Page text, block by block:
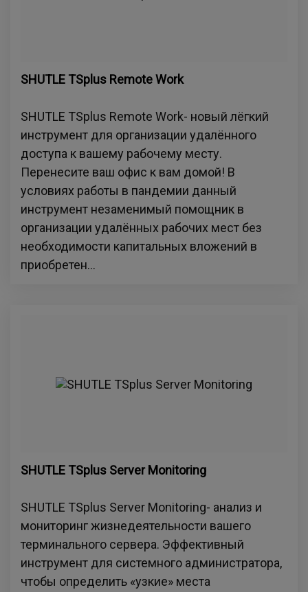
SHUTLE TSplus Remote Work
SHUTLE TSplus Remote Work- новый лёгкий
инструмент для организации удалённого
доступа к вашему рабочему месту.
Перенесите ваш офис к вам домой! В
условиях работы в пандемии данный
инструмент незаменимый помощник в
организации удалённых рабочих мест без
необходимости капитальных вложений в
приобретен...
SHUTLE TSplus Server Monitoring
SHUTLE TSplus Server Monitoring- анализ и
мониторинг жизнедеятельности вашего
терминального сервера. Эффективный
инструмент для системного администратора,
чтобы определить «узкие» места